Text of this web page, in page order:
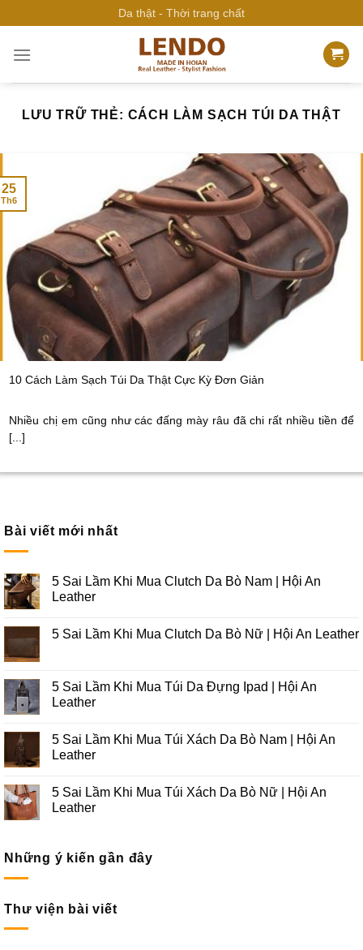
qua
nội
Da thật - Thời trang chất
LƯU TRỮ THẺ: CÁCH LÀM SẠCH TÚI DA THẬT
10 Cách Làm Sạch Túi Da Thật Cực Kỳ Đơn Giản
Nhiều chị em cũng như các đấng mày râu đã chi rất nhiều tiền để
[...]
25
Th6
Bài viết mới nhất
5 Sai Lầm Khi Mua Clutch Da Bò Nam | Hội An
Leather
5 Sai Lầm Khi Mua Clutch Da Bò Nữ | Hội An Leather
5 Sai Lầm Khi Mua Túi Da Đựng Ipad | Hội An
Leather
5 Sai Lầm Khi Mua Túi Xách Da Bò Nam | Hội An
Leather
5 Sai Lầm Khi Mua Túi Xách Da Bò Nữ | Hội An
Leather
Những ý kiến gần đây
Thư viện bài viết